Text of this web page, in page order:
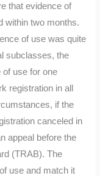
that evidence of
within two months.
of use was quite
subclasses, the
of use for one
registration in all
if the
canceled in
appeal before the
(TRAB). The
use and match it